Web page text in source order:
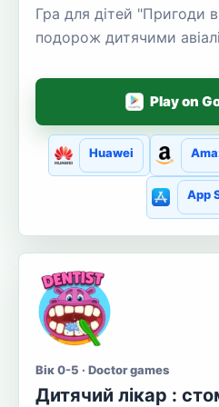
Гра для дітей "Пригоди
подорож дитячими
Play on
Huawei
App
Вік 0-5 · Doctor games
Дитячий лікар :